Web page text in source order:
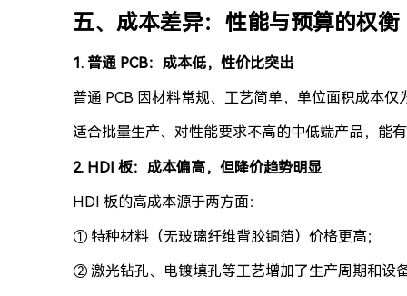
五、成本差异：性能与预算的权衡
1. 普通 PCB：成本低，性价比突出
普通 PCB 因材料常规、工艺简单，单位面积成本
适合批量生产、对性能要求不高的中低端产品，能
2. HDI 板：成本偏高，但降价趋势明显
HDI 板的高成本源于两方面：
① 特种材料（无玻璃纤维背胶铜箔）价格更高；
② 激光钻孔、电镀填孔等工艺增加了生产周期和设